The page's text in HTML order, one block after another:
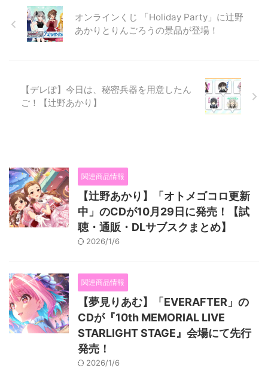
オンラインくじ 「Holiday Party」に辻野
あかりとりんごろうの景品が登場！
【デレぽ】今日は、秘密兵器を用意したん
ご！【辻野あかり】
関連商品情報
【辻野あかり】「オトメゴコロ更新
中」のCDが10月29日に発売！【試
聴・通販・DLサブスクまとめ】
2026/1/6
関連商品情報
【夢見りあむ】「EVERAFTER」の
CDが『10th MEMORIAL LIVE
STARLIGHT STAGE』会場にて先行
発売！
2026/1/6